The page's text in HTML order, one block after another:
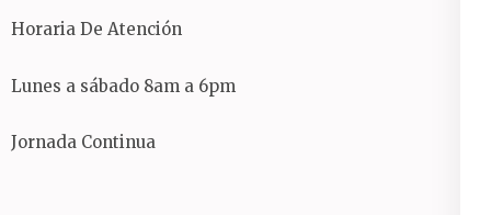
Horaria De Atención
Lunes a sábado 8am a 6pm
Jornada Continua